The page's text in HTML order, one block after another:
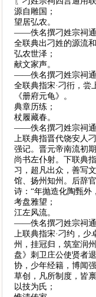
源自雕国；
望居弘农。
——佚名撰刁姓宗祠
全联典出刁姓的源流和
弘农世泽；
献文家声。
——佚名撰刁姓宗祠
全联典指宋·刁衎，尝
《册府元龟》。
典章历练；
杖履藏春。
——佚名撰刁姓宗祠
上联典指晋代饶安人
强记。晋元帝南流初
尚书左仆射。下联典
习，超凡出众，善写
馆、扬州知州。后辞
诗：“年抛造化陶甄外
考盘雅望；
江左风流。
——佚名撰刁姓宗祠
上联典指宋·刁约，少
州，挂冠归，筑室润
盘》刺卫庄公使贤者
协，少年经籍，博闻
草创，凡所制度，皆禀
以技为氏；